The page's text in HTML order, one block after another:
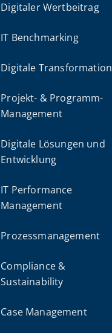
Digitaler Wertbeitrag
IT Benchmarking
Digitale Transformation
Projekt- & Programm-
Management
Digitale Lösungen und
Entwicklung
IT Performance
Management
Prozessmanagement
Compliance &
Sustainability
Case Management